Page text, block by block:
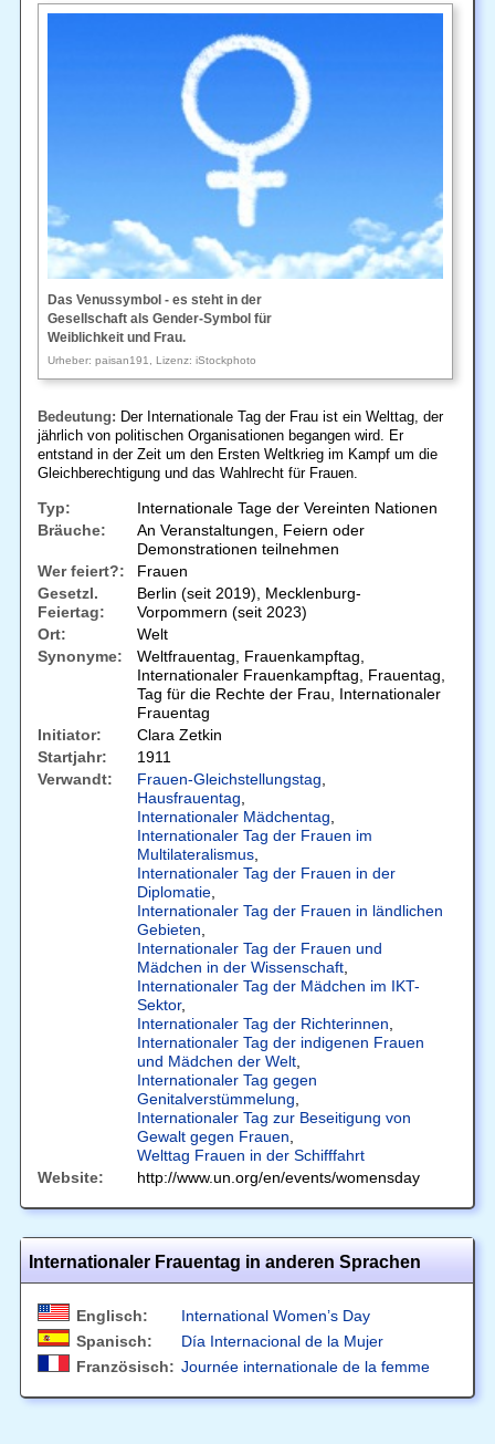
Das Venussymbol - es steht in der
Gesellschaft als Gender-Symbol für
Weiblichkeit und Frau.
Urheber: paisan191, Lizenz: iStockphoto
Bedeutung: Der Internationale Tag der Frau ist ein Welttag, der
jährlich von politischen Organisationen begangen wird. Er
entstand in der Zeit um den Ersten Weltkrieg im Kampf um die
Gleichberechtigung und das Wahlrecht für Frauen.
Typ:
Internationale Tage der Vereinten Nationen
Bräuche:
An Veranstaltungen, Feiern oder
Demonstrationen teilnehmen
Wer feiert?:
Frauen
Gesetzl.
Feiertag:
Berlin (seit 2019), Mecklenburg-
Vorpommern (seit 2023)
Ort:
Welt
Synonyme:
Weltfrauentag, Frauenkampftag,
Internationaler Frauenkampftag, Frauentag,
Tag für die Rechte der Frau, Internationaler
Frauentag
Initiator:
Clara Zetkin
Startjahr:
1911
Verwandt:
Frauen-Gleichstellungstag,
Hausfrauentag,
Internationaler Mädchentag,
Internationaler Tag der Frauen im
Multilateralismus,
Internationaler Tag der Frauen in der
Diplomatie,
Internationaler Tag der Frauen in ländlichen
Gebieten,
Internationaler Tag der Frauen und
Mädchen in der Wissenschaft,
Internationaler Tag der Mädchen im IKT-
Sektor,
Internationaler Tag der Richterinnen,
Internationaler Tag der indigenen Frauen
und Mädchen der Welt,
Internationaler Tag gegen
Genitalverstümmelung,
Internationaler Tag zur Beseitigung von
Gewalt gegen Frauen,
Welttag Frauen in der Schifffahrt
Website:
http://www.un.org/en/events/womensday
Internationaler Frauentag in anderen Sprachen
Englisch:
International Women’s Day
Spanisch:
Día Internacional de la Mujer
Französisch: Journée internationale de la femme